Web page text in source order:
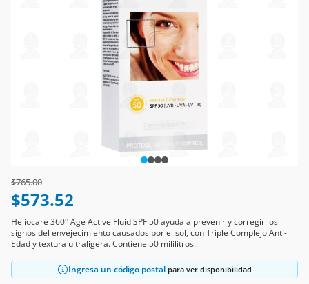
Price reduced from
$765.00to
$573.52
Heliocare 360° Age Active Fluid SPF 50 ayuda a prevenir y corregir los
signos del envejecimiento causados por el sol, con Triple Complejo Anti-
Edad y textura ultraligera. Contiene 50 mililitros.
Ingresa un código postal para ver disponibilidad